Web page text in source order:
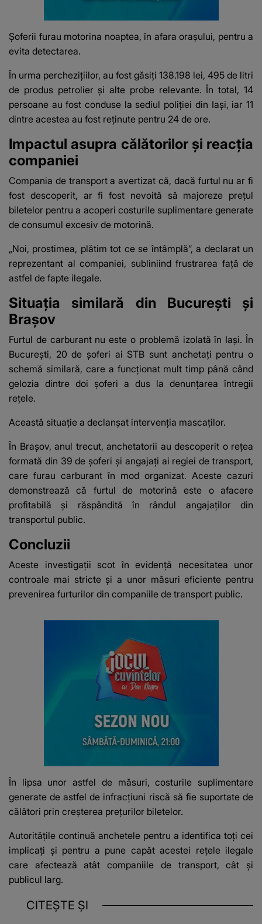
Șoferii furau motorina noaptea, în afara orașului, pentru a
evita detectarea.
În urma perchezițiilor, au fost găsiți 138.198 lei, 495 de litri
de produs petrolier și alte probe relevante. În total, 14
persoane au fost conduse la sediul poliției din Iași, iar 11
dintre acestea au fost reținute pentru 24 de ore.
Impactul asupra călătorilor și reacția
companiei
Compania de transport a avertizat că, dacă furtul nu ar fi
fost descoperit, ar fi fost nevoită să majoreze prețul
biletelor pentru a acoperi costurile suplimentare generate
de consumul excesiv de motorină.
„Noi, prostimea, plătim tot ce se întâmplă”, a declarat un
reprezentant al companiei, subliniind frustrarea față de
astfel de fapte ilegale.
Situația similară din București și
Brașov
Furtul de carburant nu este o problemă izolată în Iași. În
București, 20 de șoferi ai STB sunt anchetați pentru o
schemă similară, care a funcționat mult timp până când
gelozia dintre doi șoferi a dus la denunțarea întregii
rețele.
Această situație a declanșat intervenția mascaților.
În Brașov, anul trecut, anchetatorii au descoperit o rețea
formată din 39 de șoferi și angajați ai regiei de transport,
care furau carburant în mod organizat. Aceste cazuri
demonstrează că furtul de motorină este o afacere
profitabilă și răspândită în rândul angajaților din
transportul public.
Concluzii
Aceste investigații scot în evidență necesitatea unor
controale mai stricte și a unor măsuri eficiente pentru
prevenirea furturilor din companiile de transport public.
În lipsa unor astfel de măsuri, costurile suplimentare
generate de astfel de infracțiuni riscă să fie suportate de
călători prin creșterea prețurilor biletelor.
Autoritățile continuă anchetele pentru a identifica toți cei
implicați și pentru a pune capăt acestei rețele ilegale
care afectează atât companiile de transport, cât și
publicul larg.
CITEȘTE ȘI